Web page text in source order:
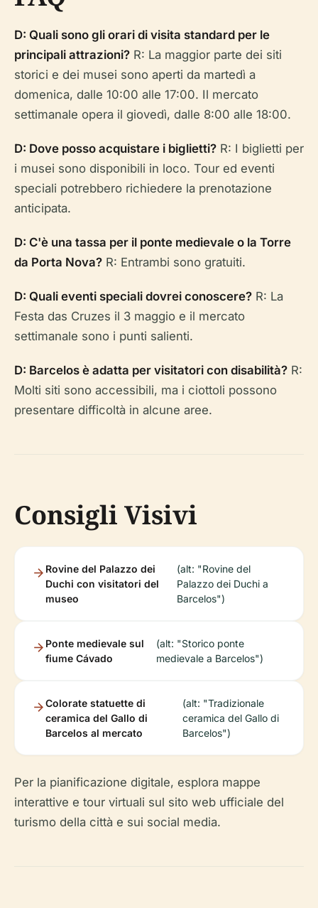
D: Quali sono gli orari di visita standard per le
principali attrazioni? R: La maggior parte dei siti
storici e dei musei sono aperti da martedì a
domenica, dalle 10:00 alle 17:00. Il mercato
settimanale opera il giovedì, dalle 8:00 alle 18:00.
D: Dove posso acquistare i biglietti? R: I biglietti per
i musei sono disponibili in loco. Tour ed eventi
speciali potrebbero richiedere la prenotazione
anticipata.
D: C'è una tassa per il ponte medievale o la Torre
da Porta Nova? R: Entrambi sono gratuiti.
D: Quali eventi speciali dovrei conoscere? R: La
Festa das Cruzes il 3 maggio e il mercato
settimanale sono i punti salienti.
D: Barcelos è adatta per visitatori con disabilità? R:
Molti siti sono accessibili, ma i ciottoli possono
presentare difficoltà in alcune aree.
Consigli Visivi
Rovine del Palazzo dei
Duchi con visitatori del
museo
(alt: "Rovine del
Palazzo dei Duchi a
Barcelos")
Ponte medievale sul
fiume Cávado
(alt: "Storico ponte
medievale a Barcelos")
Colorate statuette di
ceramica del Gallo di
Barcelos al mercato
(alt: "Tradizionale
ceramica del Gallo di
Barcelos")
Per la pianificazione digitale, esplora mappe
interattive e tour virtuali sul sito web ufficiale del
turismo della città e sui social media.